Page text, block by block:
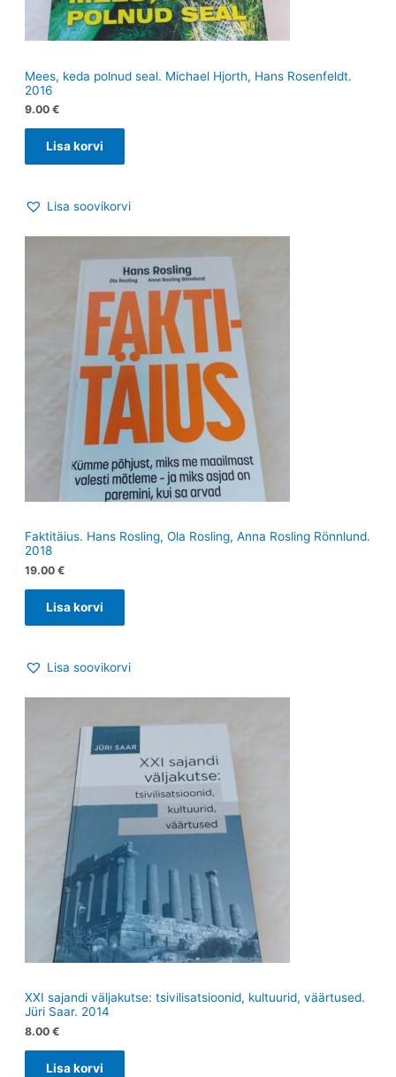
Mees, keda polnud seal. Michael Hjorth, Hans Rosenfeldt.
2016
9.00 €
Lisa korvi
Lisa soovikorvi
Faktitäius. Hans Rosling, Ola Rosling, Anna Rosling Rönnlund.
2018
19.00 €
Lisa korvi
Lisa soovikorvi
XXI sajandi väljakutse: tsivilisatsioonid, kultuurid, väärtused.
Jüri Saar. 2014
8.00 €
Lisa korvi